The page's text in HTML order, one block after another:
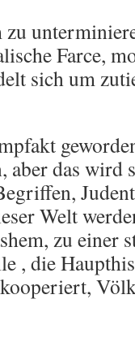
zu
Farce,
sich um
aber das
Welt
zu einer
, die